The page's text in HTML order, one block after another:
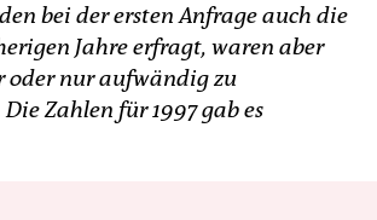
bei der ersten Anfrage auch die
Jahre erfragt, waren aber
oder nur aufwändig zu
Zahlen für 1997 gab es